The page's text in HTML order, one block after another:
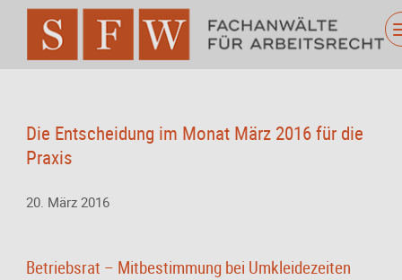
Die Entscheidung im Monat März 2016 für die
Praxis
20. März 2016
Betriebsrat – Mitbestimmung bei Umkleidezeiten